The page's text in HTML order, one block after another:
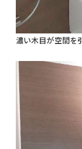
濃い木目が空間を